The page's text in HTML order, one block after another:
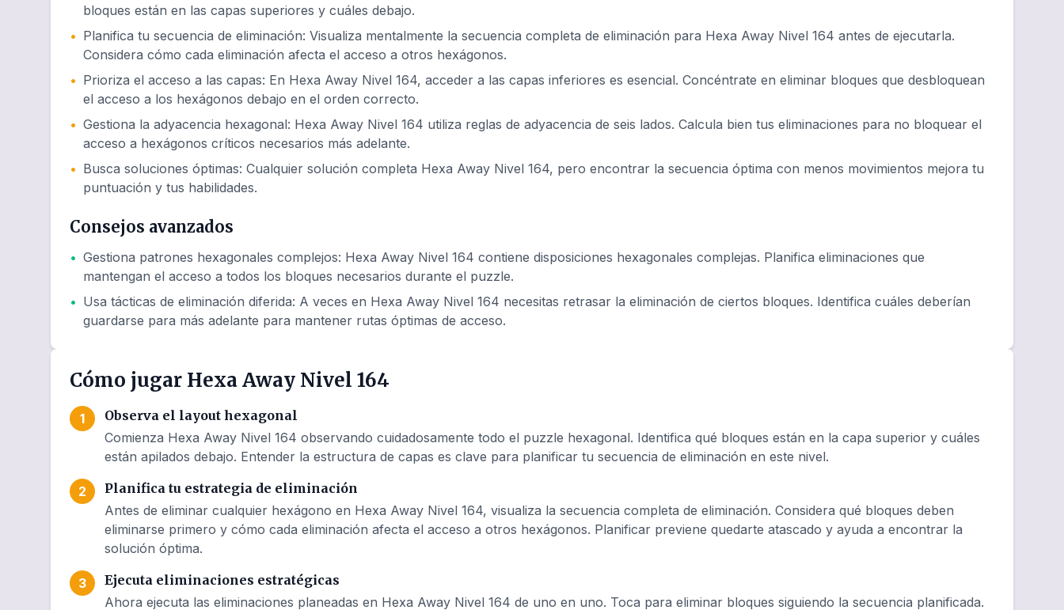
bloques están en las capas superiores y cuáles debajo.
• Planifica tu secuencia de eliminación: Visualiza mentalmente la secuencia completa de eliminación para Hexa Away Nivel 164 antes de ejecutarla.
Considera cómo cada eliminación afecta el acceso a otros hexágonos.
• Prioriza el acceso a las capas: En Hexa Away Nivel 164, acceder a las capas inferiores es esencial. Concéntrate en eliminar bloques que desbloquean
el acceso a los hexágonos debajo en el orden correcto.
• Gestiona la adyacencia hexagonal: Hexa Away Nivel 164 utiliza reglas de adyacencia de seis lados. Calcula bien tus eliminaciones para no bloquear el
acceso a hexágonos críticos necesarios más adelante.
• Busca soluciones óptimas: Cualquier solución completa Hexa Away Nivel 164, pero encontrar la secuencia óptima con menos movimientos mejora tu
puntuación y tus habilidades.
Consejos avanzados
• Gestiona patrones hexagonales complejos: Hexa Away Nivel 164 contiene disposiciones hexagonales complejas. Planifica eliminaciones que
mantengan el acceso a todos los bloques necesarios durante el puzzle.
• Usa tácticas de eliminación diferida: A veces en Hexa Away Nivel 164 necesitas retrasar la eliminación de ciertos bloques. Identifica cuáles deberían
guardarse para más adelante para mantener rutas óptimas de acceso.
Cómo jugar Hexa Away Nivel 164
1
Observa el layout hexagonal
Comienza Hexa Away Nivel 164 observando cuidadosamente todo el puzzle hexagonal. Identifica qué bloques están en la capa superior y cuáles
están apilados debajo. Entender la estructura de capas es clave para planificar tu secuencia de eliminación en este nivel.
2
Planifica tu estrategia de eliminación
Antes de eliminar cualquier hexágono en Hexa Away Nivel 164, visualiza la secuencia completa de eliminación. Considera qué bloques deben
eliminarse primero y cómo cada eliminación afecta el acceso a otros hexágonos. Planificar previene quedarte atascado y ayuda a encontrar la
solución óptima.
3
Ejecuta eliminaciones estratégicas
Ahora ejecuta las eliminaciones planeadas en Hexa Away Nivel 164 de uno en uno. Toca para eliminar bloques siguiendo la secuencia planificada.